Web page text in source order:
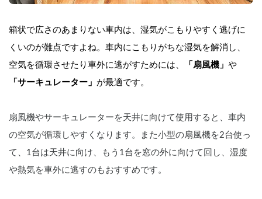
箱状で広さのあまりない車内は、湿気がこもりやすく逃げに
くいのが難点ですよね。車内にこもりがちな湿気を解消し、
空気を循環させたり車外に逃がすためには、
「扇風機」 や
「サーキュレーター」 が最適です。
扇風機やサーキュレーターを天井に向けて使用すると、車内
の空気が循環しやすくなります。また小型の扇風機を2台使っ
て、1台は天井に向け、もう1台を窓の外に向けて回し、湿度
や熱気を車外に逃すのもおすすめです。